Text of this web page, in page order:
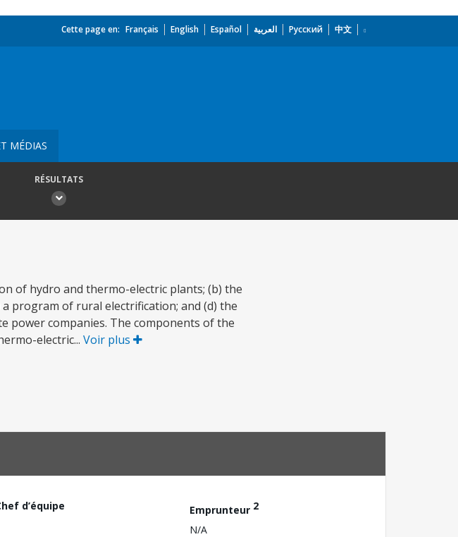
Cette page en: Français English Español العربية Русский 中文
MÉDIAS
RÉSULTATS
of hydro and thermo-electric plants; (b) the
program of rural electrification; and (d) the
power companies. The components of the
electric... Voir plus
d’équipe Emprunteur 2
N/A